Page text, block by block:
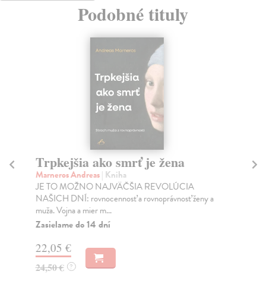
Podobné tituly
Trpkejšia ako smrť je žena
Marneros Andreas| Kniha
JE TO MOŽNO NAJVÄČŠIA REVOLÚCIA
NAŠICH DNÍ: rovnocennosť a rovnoprávnosť ženy a
muža. Vojna a mier m...
Zasielame do 14 dní
22,05 €
24,50 € ?